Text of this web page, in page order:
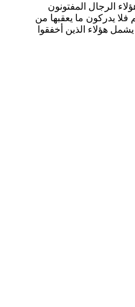
الرجال المفتونون
فلا يدركون ما يعقبها من
هؤلاء الذين أخفقوا